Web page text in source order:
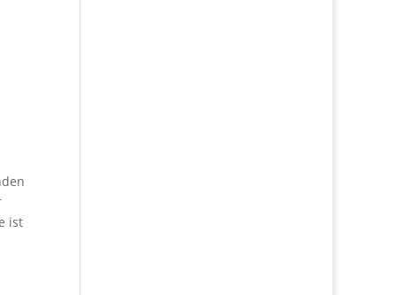
ist